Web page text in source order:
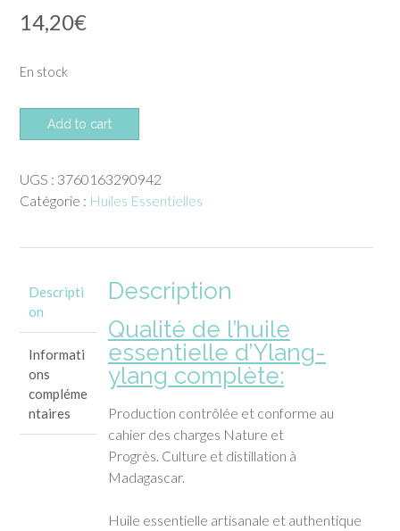
14,20€
En stock
quantité
de
essentielle
d'Ylang-
complète
Add to cart
UGS : 3760163290942
Catégorie : Huiles Essentielles
Descripti
on
Informati
ons
compléme
ntaires
Description
Qualité de l’huile
essentielle d’Ylang-
ylang complète:
Production contrôlée et conforme au
cahier des charges Nature et
Progrès. Culture et distillation à
Madagascar.
Huile essentielle artisanale et authentique